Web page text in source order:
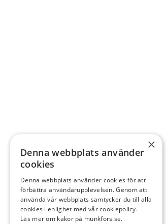
×
Denna webbplats använder
cookies
Denna webbplats använder cookies för att
förbättra användarupplevelsen. Genom att
använda vår webbplats samtycker du till alla
cookies i enlighet med vår cookiepolicy.
Läs mer om kakor på munkfors.se.